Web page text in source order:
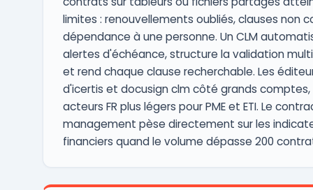
limites : renouvellements oubliés, clauses non
dépendance à une personne. Un CLM
alertes d'échéance, structure la validation
et rend chaque clause recherchable. Les
d'icertis et docusign clm côté grands comptes,
acteurs FR plus légers pour PME et ETI. Le
management pèse directement sur les
financiers quand le volume dépasse 200